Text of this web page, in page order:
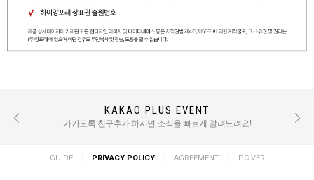
REVIEW EVENT
후기 작성 시 적립금 혜택 / TEXT : 500점 PHOTO : 1000점
KAKAO PLUS EVENT
카카오톡 친구추가 하시면 소식을 빠르게 알려드려요!
GUIDE PRIVACY POLICY AGREEMENT PC VER